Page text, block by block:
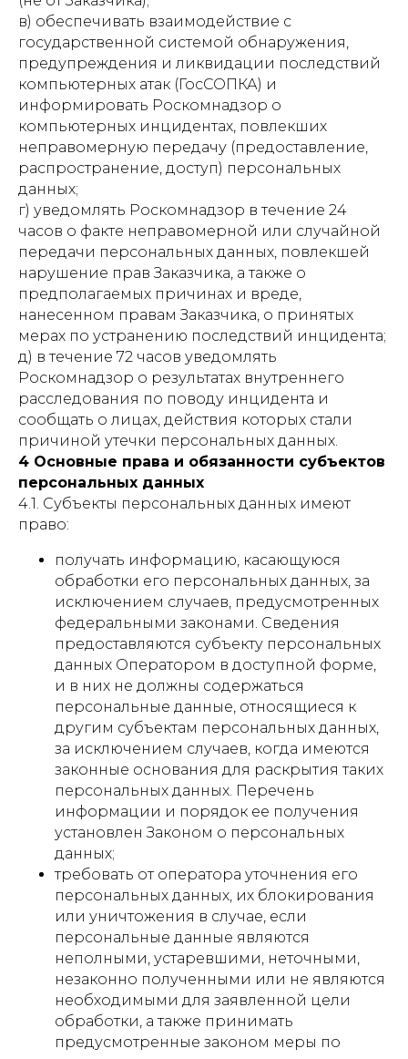
в) обеспечивать взаимодействие с
государственной системой обнаружения,
предупреждения и ликвидации последствий
компьютерных атак (ГосСОПКА) и
информировать Роскомнадзор о
компьютерных инцидентах, повлекших
неправомерную передачу (предоставление,
распространение, доступ) персональных
данных;
г) уведомлять Роскомнадзор в течение 24
часов о факте неправомерной или случайной
передачи персональных данных, повлекшей
нарушение прав Заказчика, а также о
предполагаемых причинах и вреде,
нанесенном правам Заказчика, о принятых
мерах по устранению последствий инцидента;
д) в течение 72 часов уведомлять
Роскомнадзор о результатах внутреннего
расследования по поводу инцидента и
сообщать о лицах, действия которых стали
причиной утечки персональных данных.
4 Основные права и обязанности субъектов
персональных данных
4.1. Субъекты персональных данных имеют
право:
получать информацию, касающуюся
обработки его персональных данных, за
исключением случаев, предусмотренных
федеральными законами. Сведения
предоставляются субъекту персональных
данных Оператором в доступной форме,
и в них не должны содержаться
персональные данные, относящиеся к
другим субъектам персональных данных,
за исключением случаев, когда имеются
законные основания для раскрытия таких
персональных данных. Перечень
информации и порядок ее получения
установлен Законом о персональных
данных;
требовать от оператора уточнения его
персональных данных, их блокирования
или уничтожения в случае, если
персональные данные являются
неполными, устаревшими, неточными,
незаконно полученными или не являются
необходимыми для заявленной цели
обработки, а также принимать
предусмотренные законом меры по